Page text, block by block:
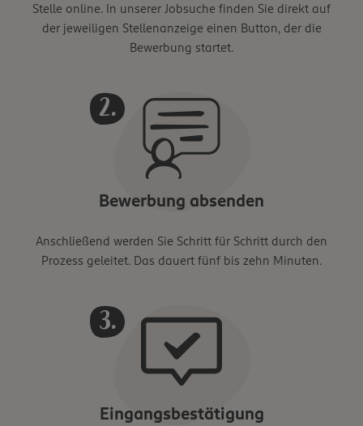
Stelle online. In unserer Jobsuche finden Sie direkt auf
der jeweiligen Stellenanzeige einen Button, der die
Bewerbung startet.
Bewerbung absenden
Anschließend werden Sie Schritt für Schritt durch den
Prozess geleitet. Das dauert fünf bis zehn Minuten.
Eingangsbestätigung